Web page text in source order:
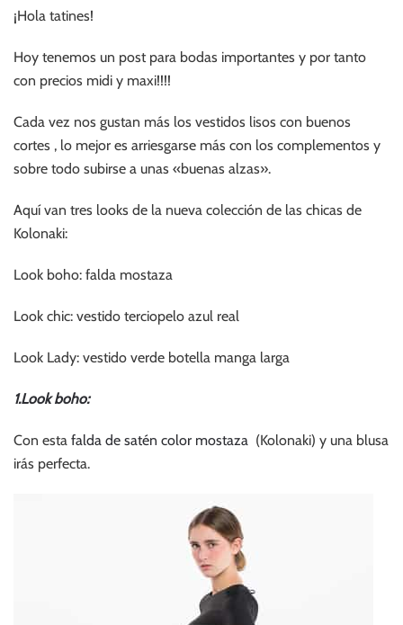
¡Hola tatines!
Hoy tenemos un post para bodas importantes y por tanto
con precios midi y maxi!!!!
Cada vez nos gustan más los vestidos lisos con buenos
cortes , lo mejor es arriesgarse más con los complementos y
sobre todo subirse a unas «buenas alzas».
Aquí van tres looks de la nueva colección de las chicas de
Kolonaki:
Look boho: falda mostaza
Look chic: vestido terciopelo azul real
Look Lady: vestido verde botella manga larga
1.Look boho:
Con esta falda de satén color mostaza (Kolonaki) y una blusa
irás perfecta.